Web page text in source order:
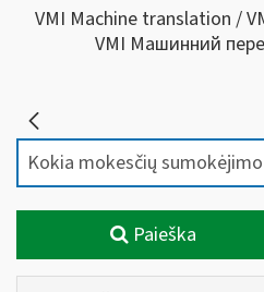
VMI Machine translation /
VMI Машинний
Paieška